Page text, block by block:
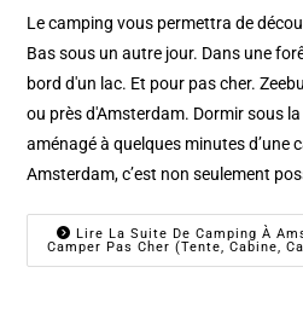
Le camping vous permettra de
Bas sous un autre jour. Dans une
bord d'un lac. Et pour pas cher.
ou près d'Amsterdam. Dormir sous
aménagé à quelques minutes d’une
Amsterdam, c’est non seulement
Lire La Suite De Camping À
Camper Pas Cher (tente, Cabine,